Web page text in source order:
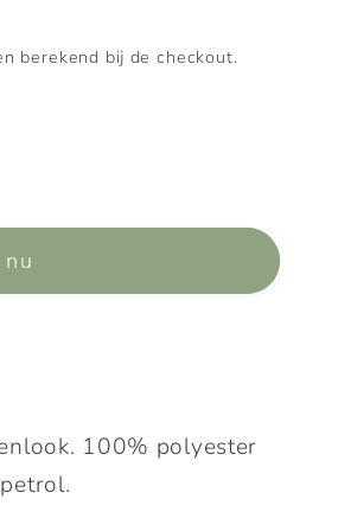
berekend bij de checkout.
nu
100% polyester